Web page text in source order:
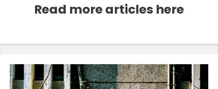
Read more articles here